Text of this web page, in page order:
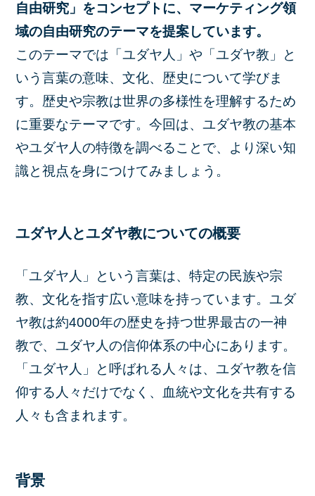
自由研究」をコンセプトに、マーケティング領
域の自由研究のテーマを提案しています。
このテーマでは「ユダヤ人」や「ユダヤ教」と
いう言葉の意味、文化、歴史について学びま
す。歴史や宗教は世界の多様性を理解するため
に重要なテーマです。今回は、ユダヤ教の基本
やユダヤ人の特徴を調べることで、より深い知
識と視点を身につけてみましょう。
ユダヤ人とユダヤ教についての概要
「ユダヤ人」という言葉は、特定の民族や宗
教、文化を指す広い意味を持っています。ユダ
ヤ教は約4000年の歴史を持つ世界最古の一神
教で、ユダヤ人の信仰体系の中心にあります。
「ユダヤ人」と呼ばれる人々は、ユダヤ教を信
仰する人々だけでなく、血統や文化を共有する
人々も含まれます。
背景